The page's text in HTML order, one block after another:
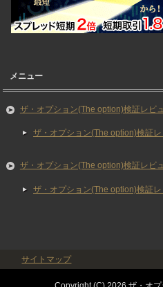
メニュー
ザ・オプション(The option)検証レビ
ザ・オプション(The option)検証
ザ・オプション(The option)検証レビ
ザ・オプション(The option)検証
サイトマップ